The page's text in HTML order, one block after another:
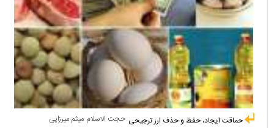
حجت الاسلام میثم میرزایی حماقت ایجاد، حفظ و حذف ارز ترجیحی